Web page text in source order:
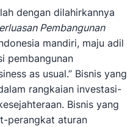
dengan dilahirkannya
Pembangunan
mandiri, maju adil
pembangunan
as usual.” Bisnis yang
rangkaian investasi-
Bisnis yang
perangkat aturan